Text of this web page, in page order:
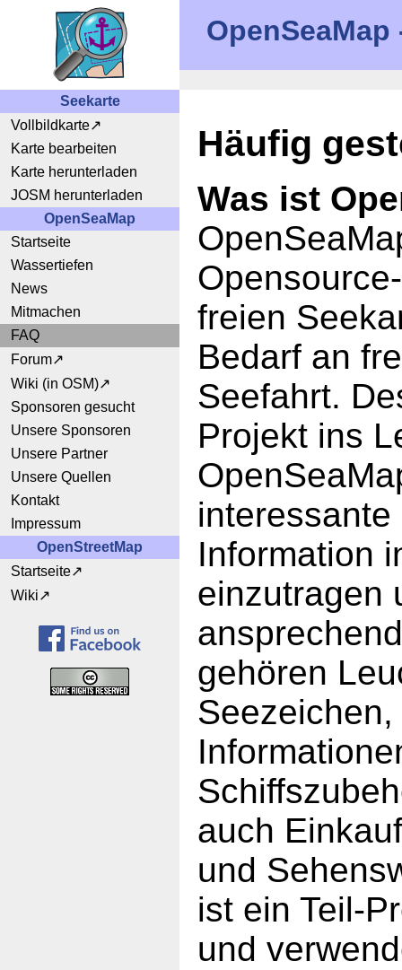
Seekarte
Vollbildkarte
Karte bearbeiten
Karte herunterladen
JOSM herunterladen
OpenSeaMap
Startseite
Wassertiefen
News
Mitmachen
FAQ
Forum
Wiki (in OSM)
Sponsoren gesucht
Unsere Sponsoren
Unsere Partner
Unsere Quellen
Kontakt
Impressum
OpenStreetMap
Startseite
Wiki
Häufig
Was ist
freien
Bedarf an
Seefahrt.
Projekt ins
Information
einzutragen
gehören
auch
und
ist ein Teil-
und